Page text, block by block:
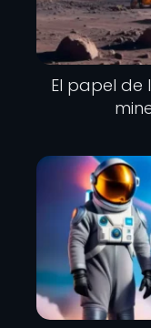
El papel